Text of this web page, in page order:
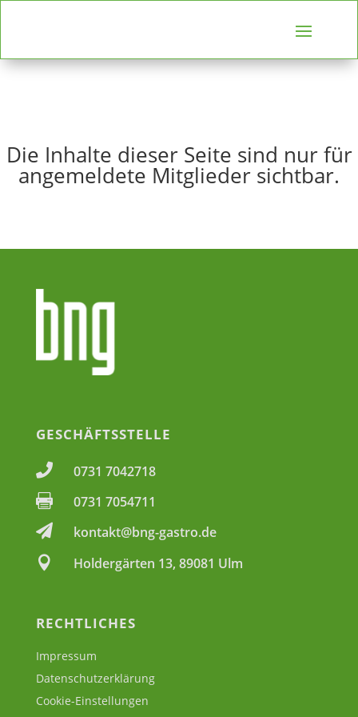
Die Inhalte dieser Seite sind nur für
angemeldete Mitglieder sichtbar.
GESCHÄFTSSTELLE
 0731 7042718
 0731 7054711
 kontakt@bng-gastro.de
 Holdergärten 13, 89081 Ulm
RECHTLICHES
Impressum
Datenschutzerklärung
Cookie-Einstellungen